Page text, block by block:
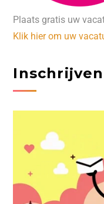
Plaats gratis uw
Klik hier om uw